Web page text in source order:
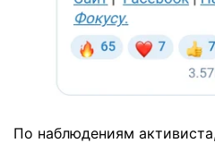
По наблюдениям